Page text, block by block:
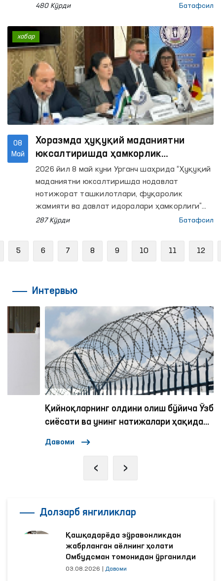
(омбудсман)нинг тегишли минтақавий
ҳуқуқлари, эркинликлари ва қонуний
манфаатларини ҳимоя қилиш ҳолати
юзасидан маърузалар тақдим этилди.
480 Кўрди Батафсил
08
Май
Хоразмда ҳуқуқий маданиятни
юксалтиришда ҳамкорлик
масалалари муҳокама қилинди
2026 йил 8 май куни Урганч шаҳрида “Ҳуқуқий
маданиятни юксалтиришда нодавлат
нотижорат ташкилотлари, фуқаролик
жамияти ва давлат идоралари ҳамкорлиги”
мавзусида давра суҳбати бўлиб ўтди.
287 Кўрди Батафсил
хабар
5 6 7 8 9 10 11 12
Интервью
Қийноқларнинг олдини олиш бўйича Ўзбекистон
сиёсати ва унинг натижалари ҳақида
‹ ›
Долзарб янгиликлар
Қашқадарёда зўравонликдан
жабрланган аёлнинг ҳолати
Омбудсман томонидан ўрганилди
03.08.2026 Давоми